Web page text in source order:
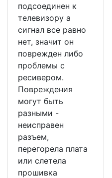
подсоединен к
телевизору а
сигнал все равно
нет, значит он
поврежден либо
проблемы с
ресивером.
Повреждения
могут быть
разными -
неисправен
разъем,
перегорела плата
или слетела
прошивка